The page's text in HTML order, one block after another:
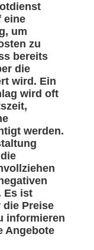
eine
um
zu
bereits
die
wird. Ein
wird oft
werden.
Es ist
die Preise
informieren
Angebote